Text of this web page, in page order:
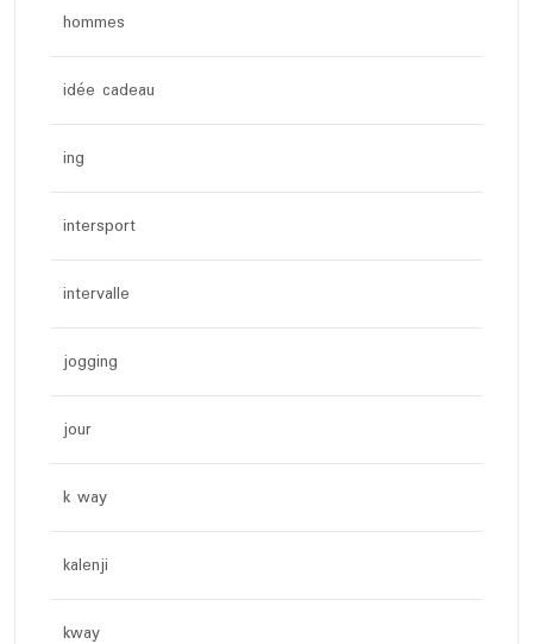
hommes
idée cadeau
ing
intersport
intervalle
jogging
jour
k way
kalenji
kway